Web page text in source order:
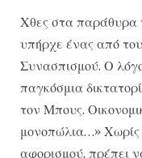
Χθες στα παράθυρα
υπήρχε ένας από
Συνασπισμού. Ο
παγκόσμια
τον Μπους.
μονοπώλια…» Χωρίς
αφορισμού, πρέπει